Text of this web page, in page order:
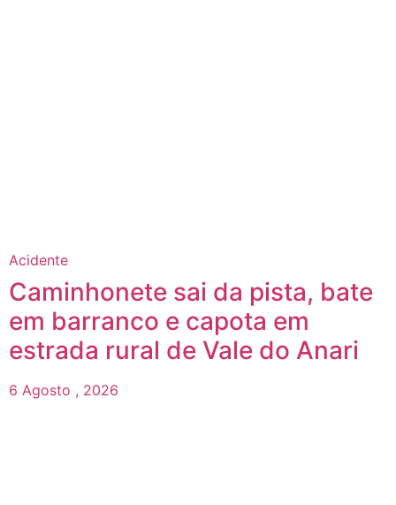
Acidente
Caminhonete sai da pista, bate
em barranco e capota em
estrada rural de Vale do Anari
6 Agosto , 2026